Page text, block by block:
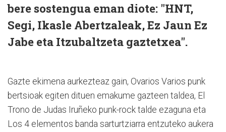
bere sostengua eman diote: "HNT,
Segi, Ikasle Abertzaleak, Ez Jaun Ez
Jabe eta Itzubaltzeta gaztetxea".
Gazte ekimena aurkezteaz gain, Ovarios Varios punk
bertsioak egiten dituen emakume gazteen taldea, El
Trono de Judas Iruñeko punk-rock talde ezaguna eta
Los 4 elementos banda sarturtziarra entzuteko aukera